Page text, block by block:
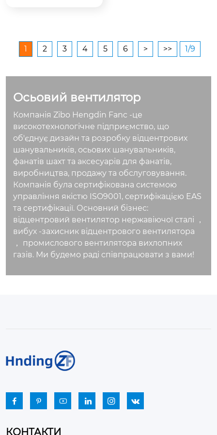
знесу, щоб забезпе
чити високу ефекти
ання.
1 2 3 4 5 6 > >> 1/9
Осьовий вентилятор
Компанія Zibo Hengdin Fanc -це
високотехнологічне підприємство, що
об'єднує дизайн та розробку відцентрових
шанувальників, осьових шанувальників,
фанатів шахт та аксесуарів для фанатів,
виробництва, продажу та обслуговування.
Компанія була сертифікована системою
управління якістю ISO9001, сертифікацією EAS
та сертифікації. Основний бізнес:
відцентровий вентилятор нержавіючої сталі ，
вибух -захисник відцентрового вентилятора
， промислового вентилятора вихлопних
газів. Ми будемо раді співпрацювати з вами!
     
КОНТАКТИ